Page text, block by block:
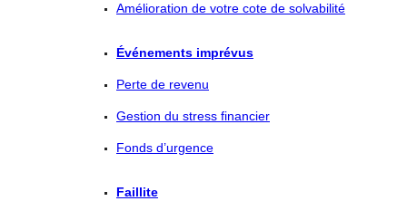
Amélioration de votre cote de solvabilité
Événements imprévus
Perte de revenu
Gestion du stress financier
Fonds d’urgence
Faillite